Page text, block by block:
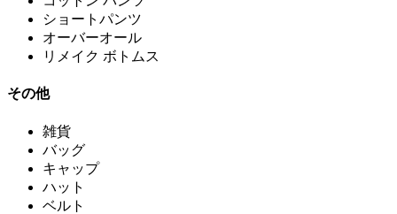
ショートパンツ
オーバーオール
リメイク ボトムス
その他
雑貨
バッグ
キャップ
ハット
ベルト